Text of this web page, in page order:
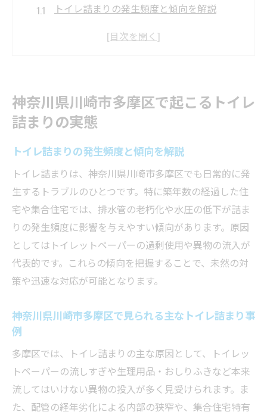
トイレ詰まりの発生頻度と傾向を解説
レ詰まり事例
トイレ詰まりトラブルから学ぶ日常対策
トイレ詰まり原因を知れば再発防止も安心
トイレ詰まり主な原因と再発防止策
見落としがちなトイレ詰まりの原因を解説
日常生活で注意したいトイレ詰まり予防ポ
イント
トイレ詰まり発生源を知り再発を防ぐ方法
トイレ詰まりの原因別に対策を考える
異物混入が招くトイレ詰まりのリスクとは
トイレ詰まりの多くは異物混入が原因
トイレ詰まり時の異物確認ポイント
トイレットペーパー以外の投入が招く詰ま
り
川崎市多摩区で多いトイレ詰まりの特徴を解説
神奈川県川崎市多摩区で起こるトイレ
詰まりの実態
トイレ詰まりの発生頻度と傾向を解説
トイレ詰まりは、神奈川県川崎市多摩区でも日常的に発
生するトラブルのひとつです。特に築年数の経過した住
宅や集合住宅では、排水管の老朽化や水圧の低下が詰ま
りの発生頻度に影響を与えやすい傾向があります。原因
としてはトイレットペーパーの過剰使用や異物の流入が
代表的です。これらの傾向を把握することで、未然の対
策や迅速な対応が可能となります。
神奈川県川崎市多摩区で見られる主なトイレ詰まり事
例
多摩区では、トイレ詰まりの主な原因として、トイレッ
トペーパーの流しすぎや生理用品・おしりふきなど本来
流してはいけない異物の投入が多く見受けられます。ま
た、配管の経年劣化による内部の狭窄や、集合住宅特有